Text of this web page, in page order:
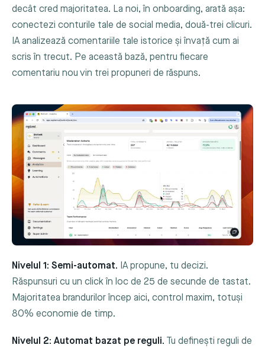
decât cred majoritatea. La noi, în onboarding, arată așa:
conectezi conturile tale de social media, două-trei clicuri.
IA analizează comentariile tale istorice și învață cum ai
scris în trecut. Pe această bază, pentru fiecare
comentariu nou vin trei propuneri de răspuns.
Nivelul 1: Semi-automat. IA propune, tu decizi.
Răspunsuri cu un click în loc de 25 de secunde de tastat.
Majoritatea brandurilor încep aici, control maxim, totuși
80% economie de timp.
Nivelul 2: Automat bazat pe reguli. Tu definești reguli de